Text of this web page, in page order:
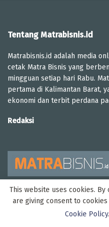
Tentang Matrabisnis.id
Matrabisnis.id adalah media
cetak Matra Bisnis yang
mingguan setiap hari Rabu.
pertama di Kalimantan Barat,
ekonomi dan terbit perdana
Redaksi
This website uses cookies.
are giving consent to
Cookie Policy.